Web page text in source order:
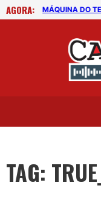
AGORA: MÁQUINA DO
TAG: